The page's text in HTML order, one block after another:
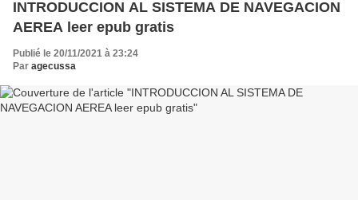
INTRODUCCION AL SISTEMA DE NAVEGACION
AEREA leer epub gratis
Publié le 20/11/2021 à 23:24
Par agecussa